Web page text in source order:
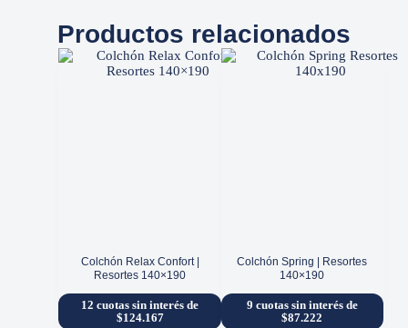
Productos relacionados
Colchón Relax Confort |
Resortes 140×190
12 cuotas sin interés de
$124.167
Colchón Spring | Resortes
140×190
9 cuotas sin interés de
$87.222